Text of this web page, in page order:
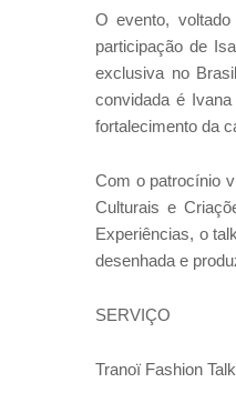
O evento,
participação de
exclusiva no
convidada é
fortalecimento da
Com o patrocínio
Culturais e
Experiências, o
desenhada e
SERVIÇO
Tranoï Fashion Talk